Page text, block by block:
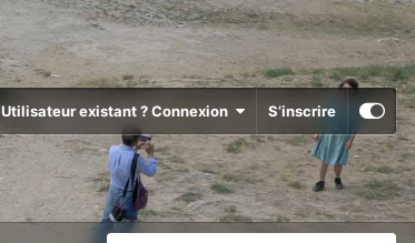
Utilisateur existant ? Connexion S’inscrire